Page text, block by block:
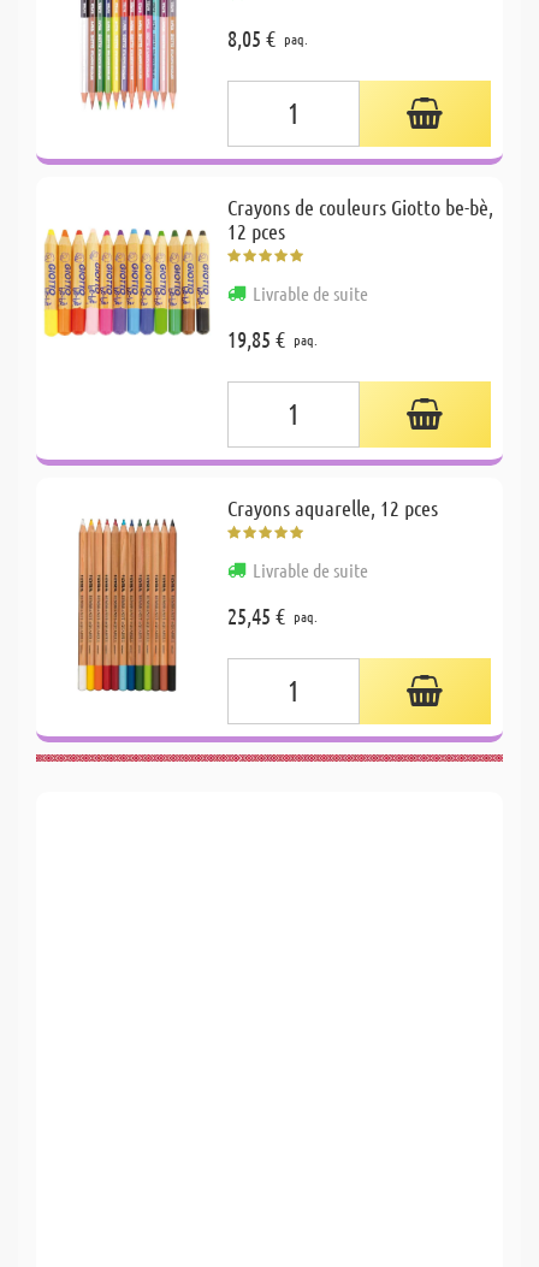
8,05 € paq.
Crayons de couleurs Giotto be-bè,
12 pces
Livrable de suite
19,85 € paq.
Crayons aquarelle, 12 pces
Livrable de suite
25,45 € paq.